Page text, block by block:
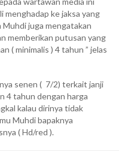
menghadap ke jaksa yang
Muhdi juga mengatakan
memberikan putusan yang
( minimalis ) 4 tahun ” jelas
senen ( 7/2) terkait janji
4 tahun dengan harga
kalau dirinya tidak
Muhdi bapaknya
( Hd/red ).